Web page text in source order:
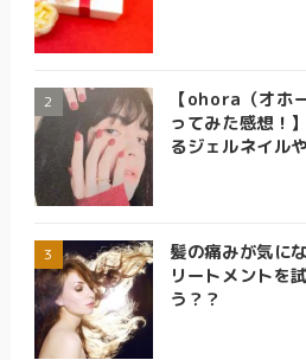
【ohora（オホ
ってみた感想！
るジェルネイル
髪の痛みが気に
リートメントを
う？？